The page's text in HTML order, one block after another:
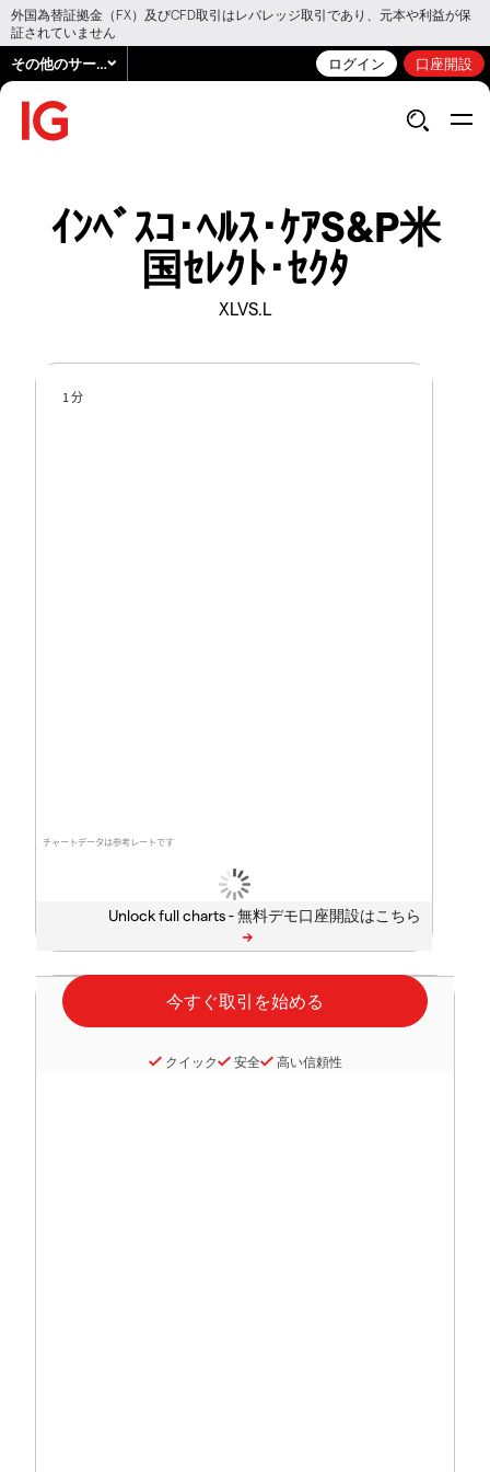
外国為替証拠金（FX）及びCFD取引はレバレッジ取引であり、元本や利益が保
証されていません
その他のサービス ログイン 口座開設
ｲﾝﾍﾞｽｺ･ﾍﾙｽ･ｹｱS&P米
国ｾﾚｸﾄ･ｾｸﾀ
XLVS.L
チャートデータは参考レートです
1 分
Unlock full charts -
クイック 安全 高い信頼性